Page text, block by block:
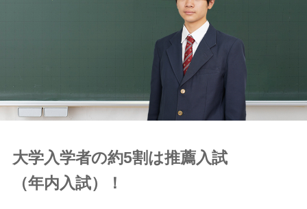
大学入学者の約5割は推薦入試
（年内入試）！